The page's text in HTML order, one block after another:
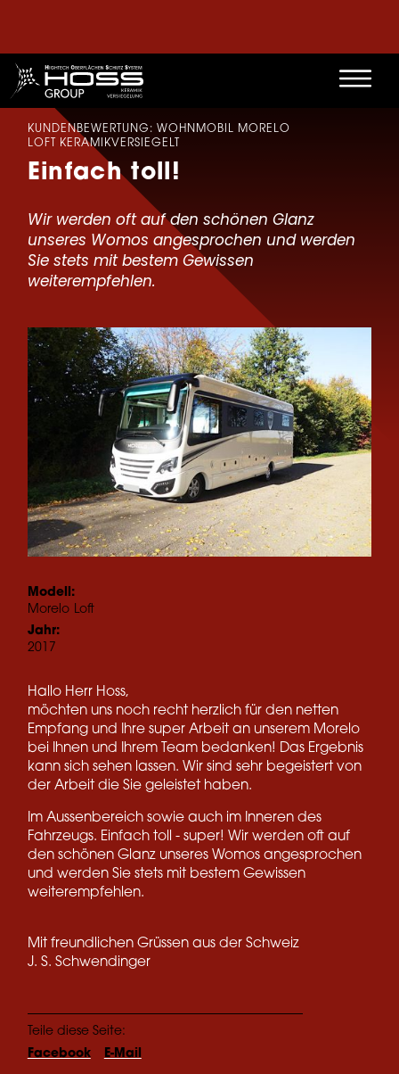
KUNDENBEWERTUNG: WOHNMOBIL MORELO
LOFT KERAMIKVERSIEGELT
Einfach toll!
Wir werden oft auf den schönen Glanz
unseres Womos angesprochen und werden
Sie stets mit bestem Gewissen
weiterempfehlen.
Modell:
Morelo Loft
Jahr:
2017
Hallo Herr Hoss,
möchten uns noch recht herzlich für den netten
Empfang und Ihre super Arbeit an unserem Morelo
bei Ihnen und Ihrem Team bedanken! Das Ergebnis
kann sich sehen lassen. Wir sind sehr begeistert von
der Arbeit die Sie geleistet haben.
Im Aussenbereich sowie auch im Inneren des
Fahrzeugs. Einfach toll - super! Wir werden oft auf
den schönen Glanz unseres Womos angesprochen
und werden Sie stets mit bestem Gewissen
weiterempfehlen.
Mit freundlichen Grüssen aus der Schweiz
J. S. Schwendinger
Teile diese Seite:
Facebook
E-Mail